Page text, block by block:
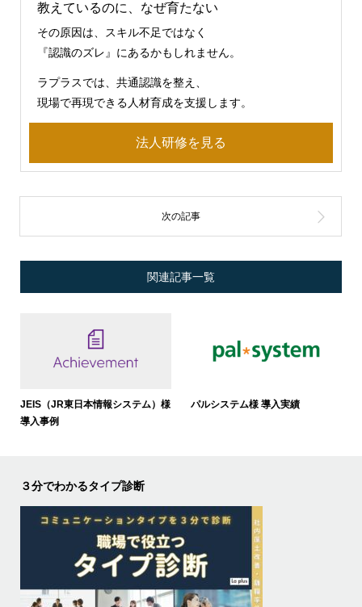
教えているのに、なぜ育たない
その原因は、スキル不足ではなく
『認識のズレ』にあるかもしれません。
ラプラスでは、共通認識を整え、
現場で再現できる人材育成を支援します。
法人研修を見る
関連記事一覧
JEIS（JR東日本情報システム）様
導入事例
パルシステム様 導入実績
３分でわかるタイプ診断